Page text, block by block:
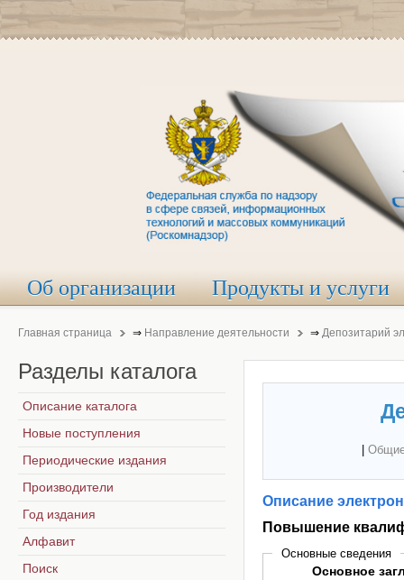
Об организации Продукты и услуги
Главная страница ⇒ Направление деятельности ⇒ Депозитарий
Описание
Повышение
Основные сведения
Основное
Разделы каталога
Описание каталога
Новые поступления
Периодические издания
Производители
Год издания
Алфавит
Поиск